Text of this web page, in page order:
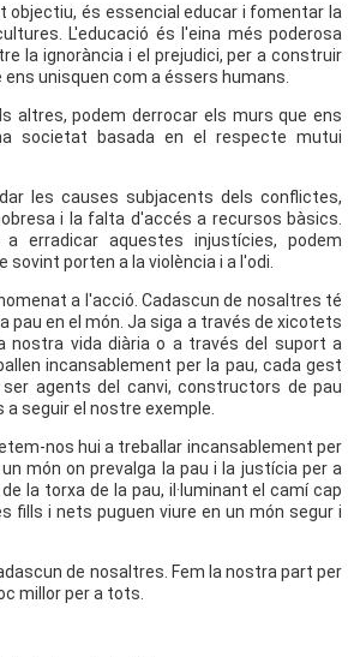
objectiu, és essencial educar i fomentar la
L'educació és l'eina més poderosa
la ignorància i el prejudici, per a construir
unisquen com a éssers humans.
altres, podem derrocar els murs que ens
societat basada en el respecte mutui
les causes subjacents dels conflictes,
i la falta d'accés a recursos bàsics.
erradicar aquestes injustícies, podem
sovint porten a la violència i a l'odi.
a l'acció. Cadascun de nosaltres té
pau en el món. Ja siga a través de xicotets
nostra vida diària o a través del suport a
incansablement per la pau, cada gest
agents del canvi, constructors de pau
seguir el nostre exemple.
nos hui a treballar incansablement per
món on prevalga la pau i la justícia per a
la torxa de la pau, il·luminant el camí cap
fills i nets puguen viure en un món segur i
de nosaltres. Fem la nostra part per
millor per a tots.